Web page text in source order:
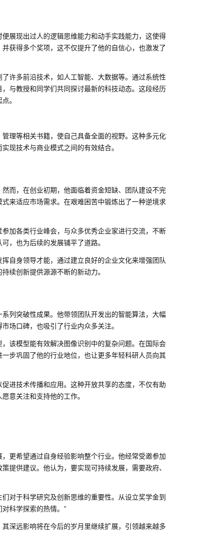
展现出过人的逻辑思维能力和动手实践能力，这使得
获得多个奖项，这不仅提升了他的自信心，也激发了
许多前沿技术，如人工智能、大数据等。通过系统性
与教授和同学们共同探讨最新的科技动态。这段经历
。
理等相关书籍，使自己具备全面的视野。这种多元化
现技术与商业模式之间的有效结合。
而，在创业初期，他面临着资金短缺、团队建设不完
来适应市场需求。在艰难困苦中锻炼出了一种逆境求
加各类行业峰会，与众多优秀企业家进行交流，不断
，也为后续的发展铺平了道路。
自身领导才能，通过建立良好的企业文化来增强团队
续创新提供源源不断的新动力。
列突破性成果。他带领团队开发出的智能算法，大幅
场口碑，也吸引了行业内众多关注。
该模型能有效解决图像识别中的复杂问题。在国际会
步巩固了他的行业地位，也让更多年轻科研人员向其
进技术传播和应用。这种开放共享的态度，不仅有助
意关注和支持他的工作。
更希望通过自身经验影响整个行业。他经常受邀参加
提供建议。他认为，要实现可持续发展，需要政府、
对于科学研究及创新思维的重要性。从设立奖学金到
科学探索的热情。”
深远影响将在今后的岁月里继续扩展，引领越来越多